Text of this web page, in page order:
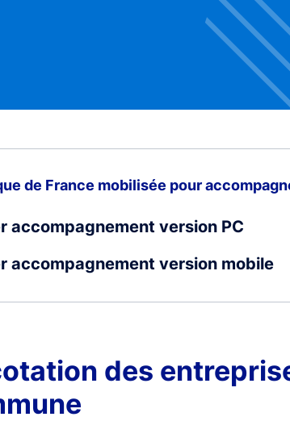
de France mobilisée pour
accompagnement version PC
accompagnement version mobile
des